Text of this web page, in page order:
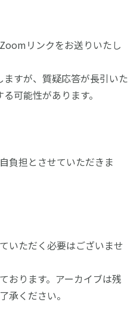
リンクをお送りいたし
すが、質疑応答が長引いた
可能性があります。
負担とさせていただきま
いただく必要はございませ
おります。アーカイブは残
承ください。